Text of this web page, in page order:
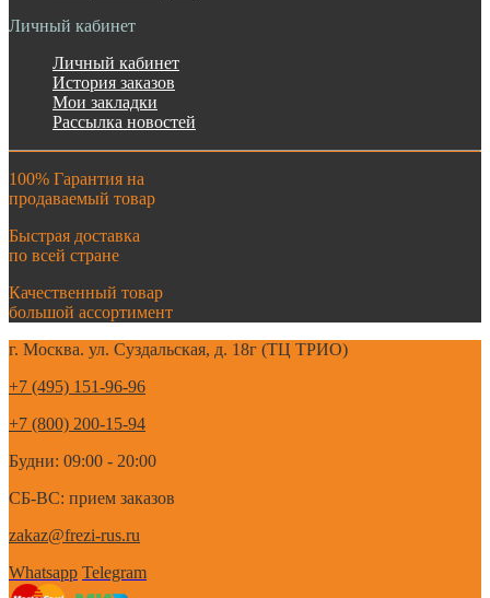
Личный кабинет
Личный кабинет
История заказов
Мои закладки
Рассылка новостей
100% Гарантия на
продаваемый товар
Быстрая доставка
по всей стране
Качественный товар
большой ассортимент
г. Москва. ул. Суздальская, д. 18г (ТЦ ТРИО)
+7 (495) 151-96-96
+7 (800) 200-15-94
Будни: 09:00 - 20:00
СБ-ВС: прием заказов
zakaz@frezi-rus.ru
Whatsapp Telegram